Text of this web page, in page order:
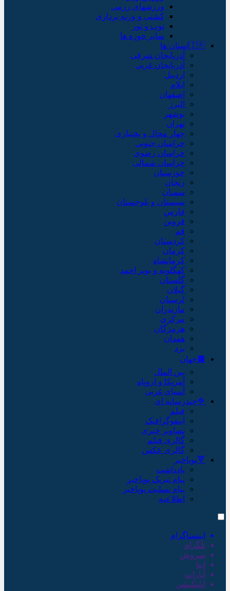
ورزشهای رزمی
کشتی و وزنه برداری
توپ و تور
سایر حوزه ها
🇮🇷استان ها
آذربایجان شرقی
آذربایجان غربی
اردبیل
ایلام
اصفهان
البرز
بوشهر
تهران
چهار محال و بختیاری
خراسان جنوبی
خراسان رضوی
خراسان شمالی
خوزستان
زنجان
سمنان
سیستان و بلوچستان
فارس
قزوین
قم
کردستان
کرمان
کرمانشاه
کهگلویه و بویر احمد
گلستان
گیلان
لرستان
مازندران
مرکزی
هرمزگان
همدان
یزد
🟫جهان
بین الملل
آمریکا و اروپاه
آسیای غربی
🔷چندرسانه ای
فیلم
اینفوگرافیک
تصاویر خبری
گالری فیلم
گالری عکس
🔻پویاخبر
یادداشت
پیام تبریک پویاخبر
پیام تسلیت پویاخبر
اطلاعیه
اینستاگرام
تلگرام
سروش
ایتا
آپارات
اپلیکیشن